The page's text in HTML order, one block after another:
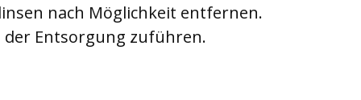
nach Möglichkeit entfernen.
Entsorgung zuführen.